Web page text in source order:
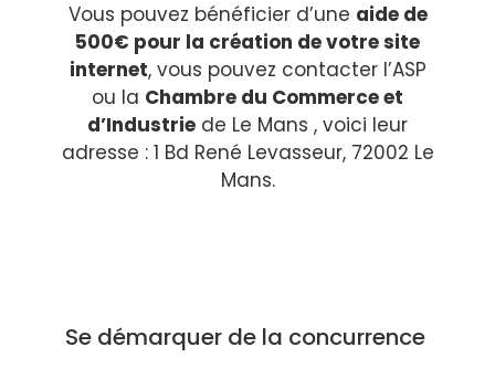
Vous pouvez bénéficier d’une aide de
500€ pour la création de votre site
internet, vous pouvez contacter l’ASP
ou la Chambre du Commerce et
d’Industrie de Le Mans , voici leur
adresse : 1 Bd René Levasseur, 72002 Le
Mans.
Se démarquer de la concurrence